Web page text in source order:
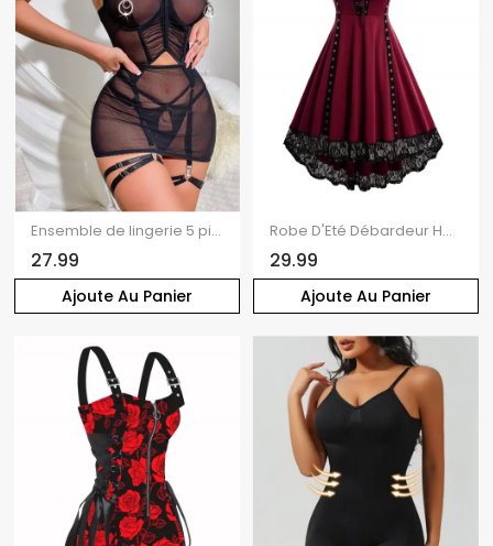
Ajoute Au Panier
Ensemble de lingerie 5 pièces, couleur unie, maille transparente, ras du cou, anneau en O, découpes, string en T
27.99
Ajoute Au Panier
Robe D'Eté Débardeur Haute Basse à Bretelle en Dentelle à Lacets avec Œillet
29.99